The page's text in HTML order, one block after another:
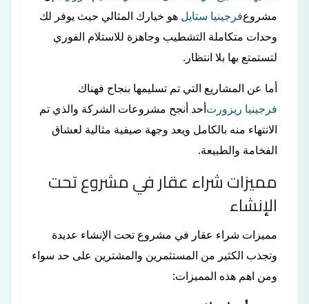
مشروعفرجينيا ستايل هو خيارك المثالي حيث يوفر لك
وحدات متكاملة التشطيب وجاهزة للاستلام الفوري
لتستمتع بها بلا انتظار.
أما عن المشاريع التي تم تسليمها بنجاح فهناك
فرجينيا ريزورتأحد أنجح مشروعات الشركة والذي تم
الانتهاء منه بالكامل ويعد وجهة صيفية مثالية لعشاق
الفخامة والطبيعة.
مميزات شراء عقار في مشروع تحت
الإنشاء
مميزات شراء عقار في مشروع تحت الإنشاء عديدة
وتجذب الكثير من المستثمرين والمشترين على حد سواء
ومن اهم هذه المميزات: